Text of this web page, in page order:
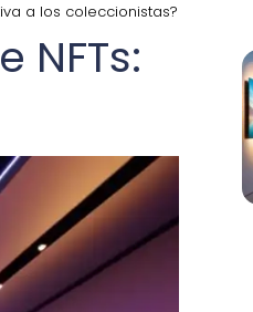
a los coleccionistas?